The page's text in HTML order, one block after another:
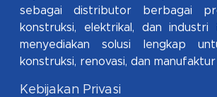
sebagai distributor berbagai
konstruksi, elektrikal, dan industri
menyediakan solusi lengkap
konstruksi, renovasi, dan
Kebijakan Privasi